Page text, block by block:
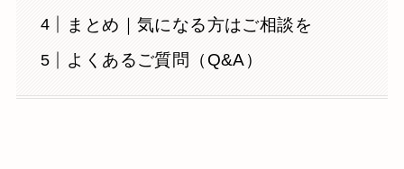
まとめ｜気になる方はご相談を
よくあるご質問（Q&A）